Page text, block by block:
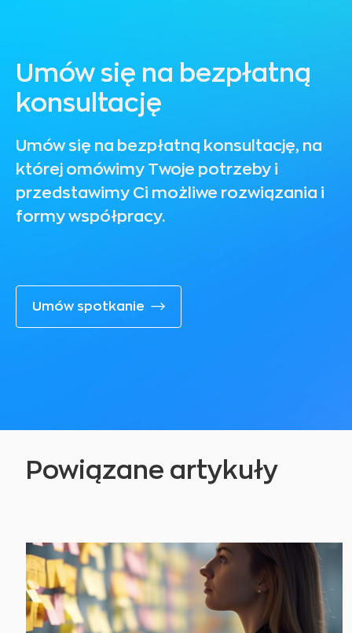
Umów się na bezpłatną
konsultację
Umów się na bezpłatną konsultację, na
której omówimy Twoje potrzeby i
przedstawimy Ci możliwe rozwiązania i
formy współpracy.
Umów spotkanie
Powiązane artykuły